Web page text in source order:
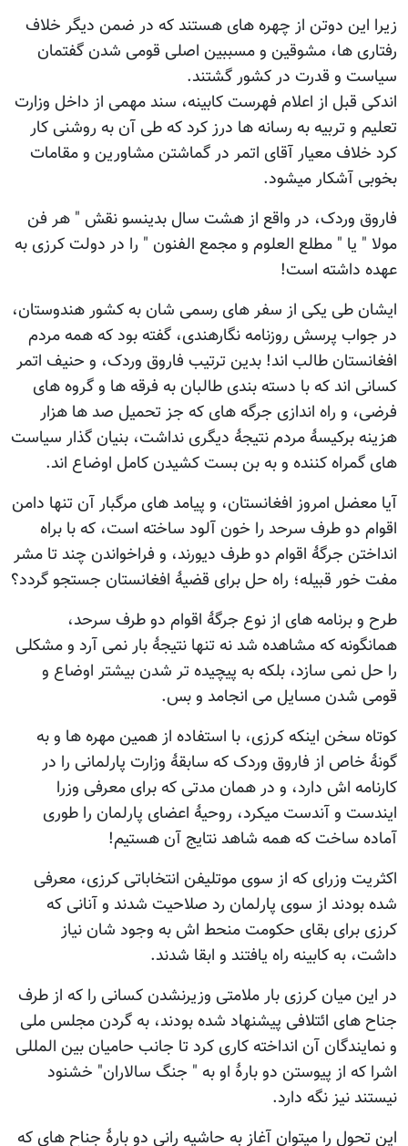
زیرا این دوتن از چهره های هستند که در ضمن دیگر خلاف
رفتاری ها، مشوقین و مسببین اصلی قومی شدن گفتمان
سیاست و قدرت در کشور گشتند.
اندکی قبل از اعلام فهرست کابینه، سند مهمی از داخل وزارت
تعلیم و تربیه به رسانه ها درز کرد که طی آن به روشنی کار
کرد خلاف معیار آقای اتمر در گماشتن مشاورین و مقامات
بخوبی آشکار میشود.
فاروق وردک، در واقع از هشت سال بدینسو نقش " هر فن
مولا " یا " مطلع العلوم و مجمع الفنون " را در دولت کرزی به
عهده داشته است!
ایشان طی یکی از سفر های رسمی شان به کشور هندوستان،
در جواب پرسش روزنامه نگارهندی، گفته بود که همه مردم
افغانستان طالب اند! بدین ترتیب فاروق وردک، و حنیف اتمر
کسانی اند که با دسته بندی طالبان به فرقه ها و گروه های
فرضی، و راه اندازی جرگه های که جز تحمیل صد ها هزار
هزینه برکیسۀ مردم نتیجۀ دیگری نداشت، بنیان گذار سیاست
های گمراه کننده و به بن بست کشیدن کامل اوضاع اند.
آیا معضل امروز افغانستان، و پیامد های مرگبار آن تنها دامن
اقوام دو طرف سرحد را خون آلود ساخته است، که با براه
انداختن جرگۀ اقوام دو طرف دیورند، و فراخواندن چند تا مشر
مفت خور قبیله؛ راه حل برای قضیۀ افغانستان جستجو گردد؟
طرح و برنامه های از نوع جرگۀ اقوام دو طرف سرحد،
همانگونه که مشاهده شد نه تنها نتیجۀ بار نمی آرد و مشکلی
را حل نمی سازد، بلکه به پیچیده تر شدن بیشتر اوضاع و
قومی شدن مسایل می انجامد و بس.
کوتاه سخن اینکه کرزی، با استفاده از همین مهره ها و به
گونۀ خاص از فاروق وردک که سابقۀ وزارت پارلمانی را در
کارنامه اش دارد، و در همان مدتی که برای معرفی وزرا
ایندست و آندست میکرد، روحیۀ اعضای پارلمان را طوری
آماده ساخت که همه شاهد نتایج آن هستیم!
اکثریت وزرای که از سوی موتلیفن انتخاباتی کرزی، معرفی
شده بودند از سوی پارلمان رد صلاحیت شدند و آنانی که
کرزی برای بقای حکومت منحط اش به وجود شان نیاز
داشت، به کابینه راه یافتند و ابقا شدند.
در این میان کرزی بار ملامتی وزیرنشدن کسانی را که از طرف
جناح های ائتلافی پیشنهاد شده بودند، به گردن مجلس ملی
و نمایندگان آن انداخته کاری کرد تا جانب حامیان بین المللی
اشرا که از پیوستن دو بارۀ او به " جنگ سالاران" خشنود
نیستند نیز نگه دارد.
این تحول را میتوان آغاز به حاشیه رانی دو بارۀ جناح های که